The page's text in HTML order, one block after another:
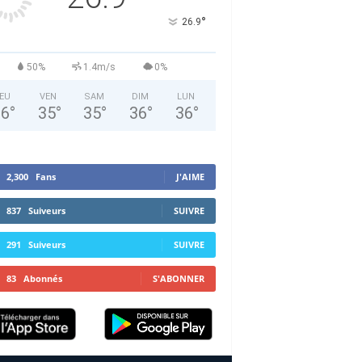
26.9°
50% 1.4m/s 0%
°
VEN
35°
SAM
35°
DIM
36°
LUN
36°
2,300 Fans J'AIME
837 Suiveurs SUIVRE
291 Suiveurs SUIVRE
83 Abonnés S'ABONNER